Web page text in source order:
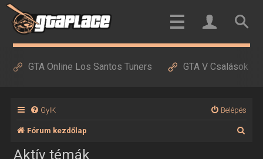
GTA Online Los Santos Tuners GTA V Csalások
GyIK Belépés
Fórum kezdőlap
Aktív témák